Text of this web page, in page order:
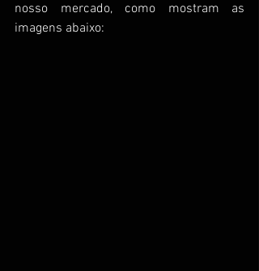
nosso mercado, como mostram as
imagens abaixo: